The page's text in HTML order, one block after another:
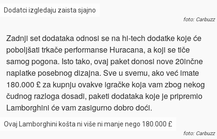
Dodatci izgledaju zaista sjajno
foto: Carbuzz
Zadnji set dodataka odnosi se na hi-tech dodatke koje će
poboljšati trkače performanse Huracana, a koji se tiče
samog pogona. Isto tako, ovaj paket donosi nove 20inčne
naplatke posebnog dizajna. Sve u svemu, ako već imate
180.000 £ za kupnju ovakve igračke koja vam zbog nekog
čudnog razloga dosadi, paketi dodataka koje je pripremio
Lamborghini će vam zasigurno dobro doći.
Ovaj Lamborghini košta ni više ni manje nego 180.000 £
foto: Carbuzz